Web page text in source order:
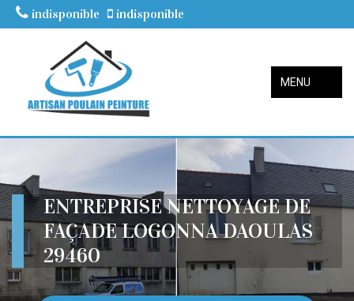
indisponible indisponible
MENU
ENTREPRISE NETTOYAGE DE
FAÇADE LOGONNA DAOULAS
29460